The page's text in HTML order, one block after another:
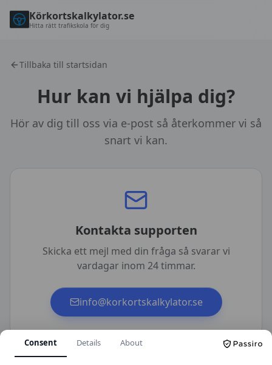
Körkortskalkylator.se
Hitta rätt trafikskola för dig
Tillbaka till startsidan
Hur kan vi hjälpa dig?
Hör av dig till oss via e-post så återkommer vi så
snart vi kan.
Kontakta supporten
Skicka ett mejl med din fråga så svarar vi
vardagar inom 24 timmar.
info@korkortskalkylator.se
Consent Details About